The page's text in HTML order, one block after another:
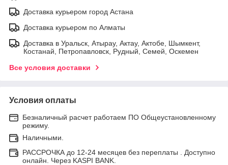
Доставка курьером город Астана
Доставка курьером по Алматы
Доставка в Уральск, Атырау, Актау, Актобе, Шымкент,
Костанай, Петропавловск, Рудный, Семей, Оскемен
Все условия доставки
Условия оплаты
Безналичный расчет работаем ПО Общеустановленному
режиму.
Наличными.
РАССРОЧКА до 12-24 месяцев без переплаты . Доступно
онлайн. Через KASPI BANK.